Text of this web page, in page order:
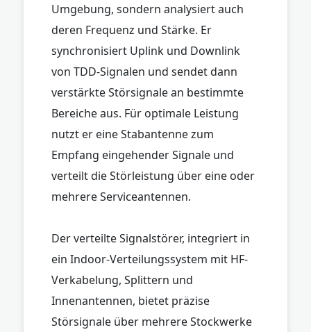
Umgebung, sondern analysiert auch
deren Frequenz und Stärke. Er
synchronisiert Uplink und Downlink
von TDD-Signalen und sendet dann
verstärkte Störsignale an bestimmte
Bereiche aus. Für optimale Leistung
nutzt er eine Stabantenne zum
Empfang eingehender Signale und
verteilt die Störleistung über eine oder
mehrere Serviceantennen.
Der verteilte Signalstörer, integriert in
ein Indoor-Verteilungssystem mit HF-
Verkabelung, Splittern und
Innenantennen, bietet präzise
Störsignale über mehrere Stockwerke